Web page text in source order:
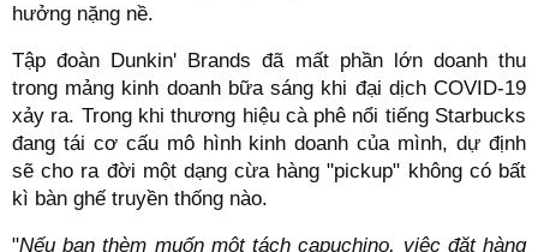
hưởng nặng nề.
Tập đoàn Dunkin' Brands đã mất phần lớn doanh thu
trong mảng kinh doanh bữa sáng khi đại dịch COVID-19
xảy ra. Trong khi thương hiệu cà phê nổi tiếng Starbucks
đang tái cơ cấu mô hình kinh doanh của mình, dự định
sẽ cho ra đời một dạng cừa hàng "pickup" không có bất
kì bàn ghế truyền thống nào.
"Nếu bạn thèm muốn một tách capuchino, việc đặt hàng